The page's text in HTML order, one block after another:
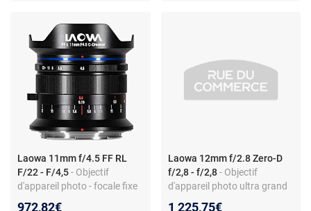
Laowa 11mm f/4.5 FF RL
F/22 - F/4,5- Objectif
d'appareil photo - focale fixe
972,82€
Laowa 12mm f/2.8 Zero-D
f/2,8 - f/2,8 - Objectif
d'appareil photo ultra grand
1 225,75€